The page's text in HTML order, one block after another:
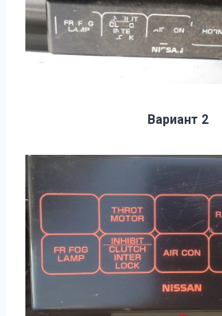
Вариант 2